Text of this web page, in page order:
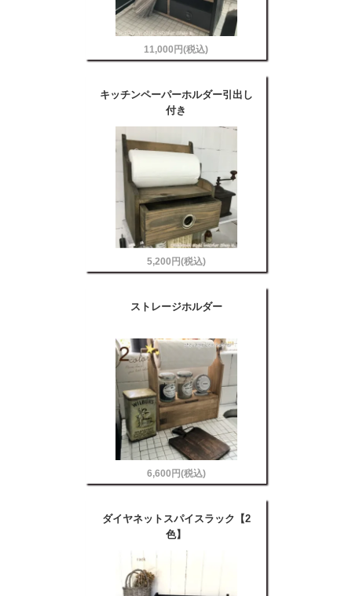
11,000円(税込)
キッチンペーパーホルダー引出し
付き
5,200円(税込)
ストレージホルダー
6,600円(税込)
ダイヤネットスパイスラック【2
色】